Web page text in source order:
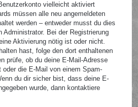
vielleicht aktiviert
müssen alle neu angemeldeten
werden – entweder musst du dies
Administrator. Bei der Registrierung
Aktivierung nötig ist oder nicht.
hast, folge den dort enthaltenen
prüfe, ob du deine E-Mail-Adresse
oder die E-Mail von einem Spam-
du dir sicher bist, dass deine E-
wurde, dann kontaktiere